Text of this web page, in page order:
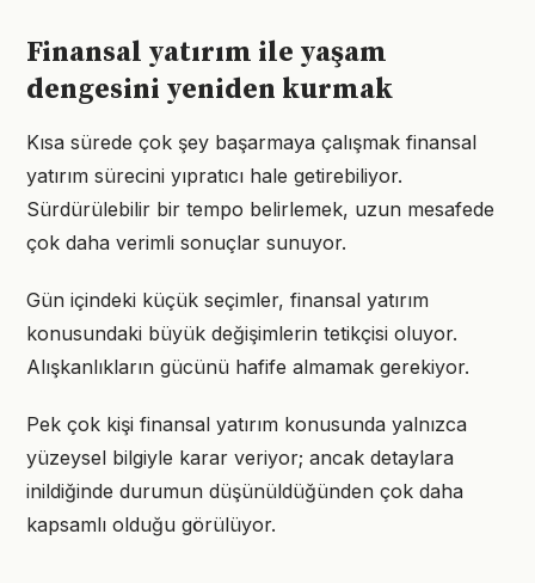
Finansal yatırım ile yaşam
dengesini yeniden kurmak
Kısa sürede çok şey başarmaya çalışmak finansal
yatırım sürecini yıpratıcı hale getirebiliyor.
Sürdürülebilir bir tempo belirlemek, uzun mesafede
çok daha verimli sonuçlar sunuyor.
Gün içindeki küçük seçimler, finansal yatırım
konusundaki büyük değişimlerin tetikçisi oluyor.
Alışkanlıkların gücünü hafife almamak gerekiyor.
Pek çok kişi finansal yatırım konusunda yalnızca
yüzeysel bilgiyle karar veriyor; ancak detaylara
inildiğinde durumun düşünüldüğünden çok daha
kapsamlı olduğu görülüyor.